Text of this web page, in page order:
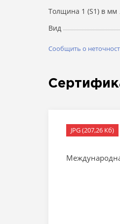
Толщина 1 (S1) в мм
Вид
Сообщить о
JPG (207,26 Кб)